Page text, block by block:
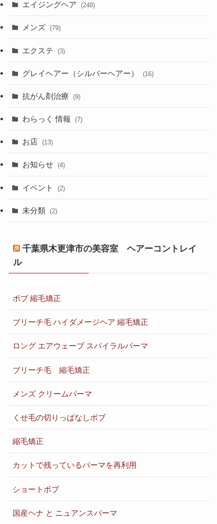
エイジングヘア (248)
メンズ (79)
エクステ (3)
グレイヘアー（シルバーヘアー） (16)
抗がん剤治療 (9)
わらっく 情報 (7)
お店 (13)
お知らせ (4)
イベント (2)
未分類 (2)
千葉県木更津市の美容室 ヘアーコントレイ
ル
ボブ 縮毛矯正
ブリーチ毛 ハイダメージヘア 縮毛矯正
ロング エアウェーブ スパイラルパーマ
ブリーチ毛 縮毛矯正
メンズ クリームパーマ
くせ毛の切りっぱなしボブ
縮毛矯正
カットで残っているパーマを再利用
ショートボブ
国産ヘナ と ニュアンスパーマ